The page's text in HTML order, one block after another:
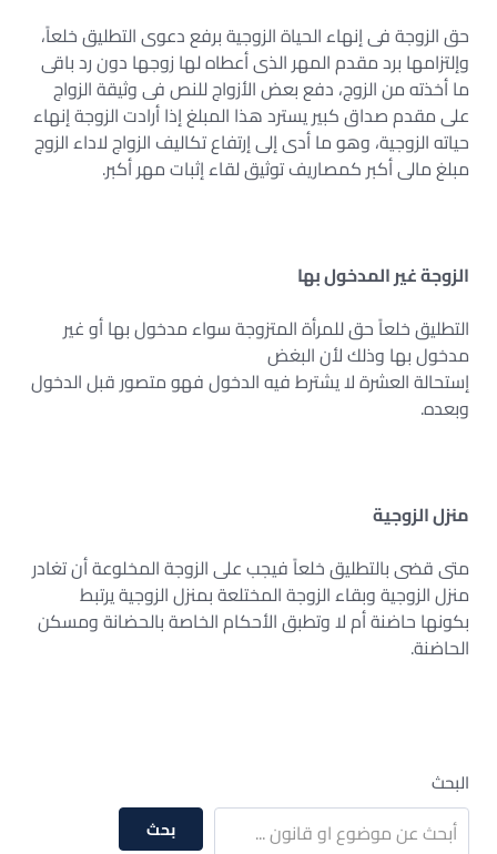
حق الزوجة فى إنهاء الحياة الزوجية برفع دعوى التطليق خلعاً،
وإلتزامها برد مقدم المهر الذى أعطاه لها زوجها دون رد باقى
ما أخذته من الزوج، دفع بعض الأزواج للنص فى وثيقة الزواج
على مقدم صداق كبير يسترد هذا المبلغ إذا أرادت الزوجة إنهاء
حياته الزوجية، وهو ما أدى إلى إرتفاع تكاليف الزواج لاداء الزوج
مبلغ مالى أكبر كمصاريف توثيق لقاء إثبات مهر أكبر.
الزوجة غير المدخول بها
التطليق خلعاً حق للمرأة المتزوجة سواء مدخول بها أو غير
مدخول بها وذلك لأن البغض
إستحالة العشرة لا يشترط فيه الدخول فهو متصور قبل الدخول
وبعده.
منزل الزوجية
متى قضى بالتطليق خلعاً فيجب على الزوجة المخلوعة أن تغادر
منزل الزوجية وبقاء الزوجة المختلعة بمنزل الزوجية يرتبط
بكونها حاضنة أم لا وتطبق الأحكام الخاصة بالحضانة ومسكن
الحاضنة.
البحث
بحث